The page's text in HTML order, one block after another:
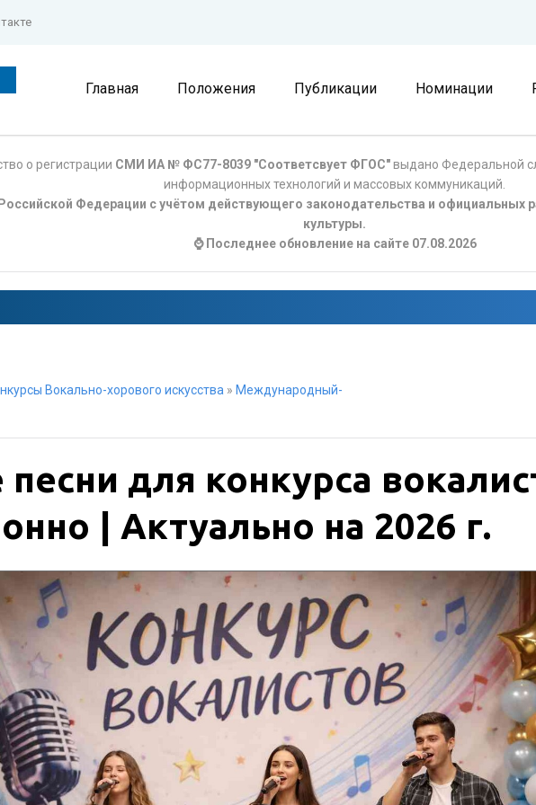
Главная Положения Публикации Номинации
о регистрации СМИ ИА № ФС77-8039 "Соответсвует ФГОС"выдано Федеральной
информационных технологий и массовых коммуникаций.
Федерации с учётом действующего законодательства и официальных
культуры.
⌚ Последнее обновление на сайте 07.08.2026
Вокально-хорового искусства » Международный-
для конкурса
| Актуально на 2026 г.